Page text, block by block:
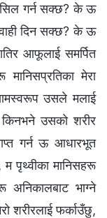
गर्न सक्छ? के ऊ
दिन सक्छ? के ऊ
आफूलाई समर्पित
मेरा
उसले मलाई
उसको शरीर
गर्न ऊ आधारभूत
पृथ्वीका मानिसहरू
अनिकालबाट भाग्‍ने
शरीरलाई फर्काउँछु,